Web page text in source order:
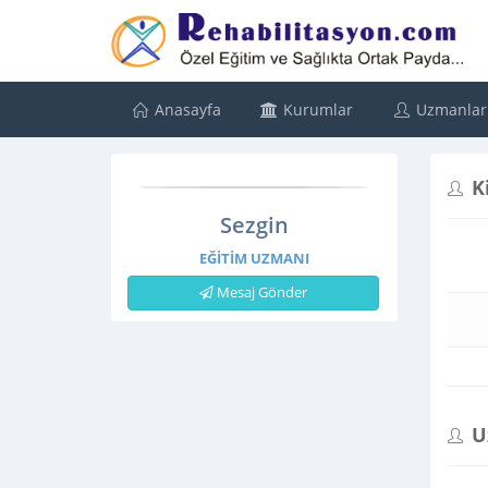
Anasayfa Kurumlar Uzmanlar
Sezgin
EĞITIM UZMANI
Mesaj Gönder